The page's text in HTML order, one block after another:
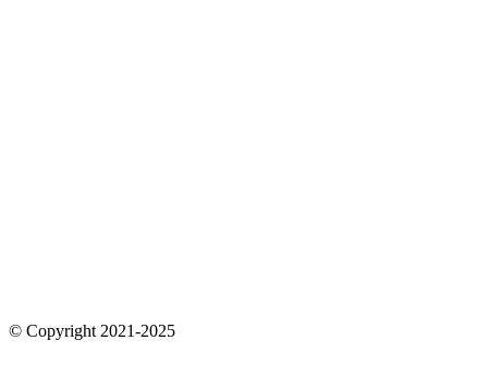
© Copyright 2021-2025